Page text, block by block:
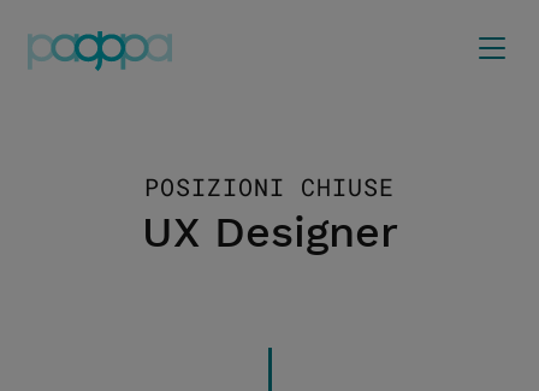
POSIZIONI CHIUSE
UX Designer